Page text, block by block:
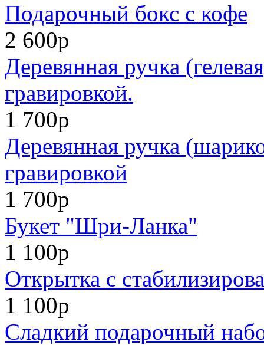
Подарочный бокс с кофе
2 600р
Деревянная ручка
гравировкой.
1 700р
Деревянная ручка
гравировкой
1 700р
Букет "Шри-Ланка"
1 100р
Открытка с
1 100р
Сладкий подарочный